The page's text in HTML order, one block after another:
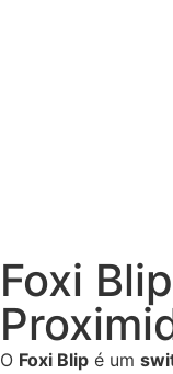
Foxi
O Foxi Blip é um